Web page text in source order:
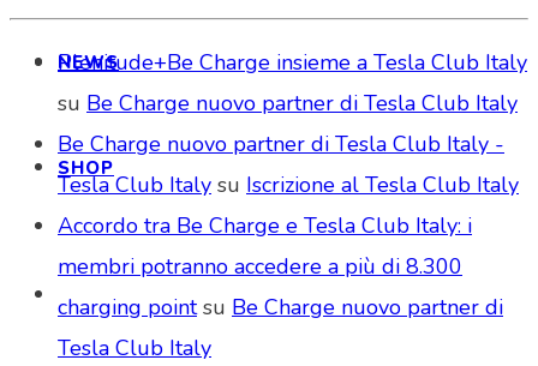
NEWS
SHOP
Plenitude+Be Charge insieme a Tesla Club Italy
su Be Charge nuovo partner di Tesla Club Italy
Be Charge nuovo partner di Tesla Club Italy -
Tesla Club Italy su Iscrizione al Tesla Club Italy
Accordo tra Be Charge e Tesla Club Italy: i
membri potranno accedere a più di 8.300
charging pointsu Be Charge nuovo partner di
Tesla Club Italy